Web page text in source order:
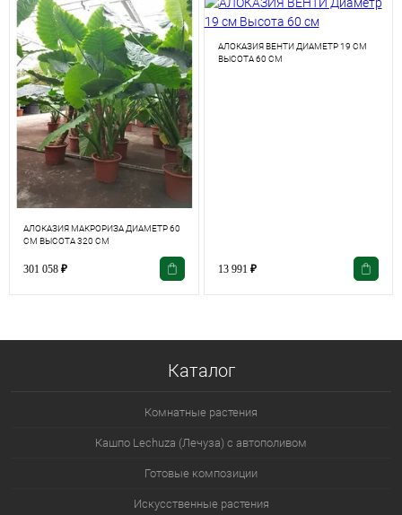
АЛОКАЗИЯ МАКРОРИЗА ДИАМЕТР 60
СМ ВЫСОТА 320 СМ
301 058 ₽
АЛОКАЗИЯ ВЕНТИ ДИАМЕТР 19 СМ
ВЫСОТА 60 СМ
13 991 ₽
Каталог
Комнатные растения
Кашпо Lechuza (Лечуза) с автополивом
Готовые композиции
Искусственные растения